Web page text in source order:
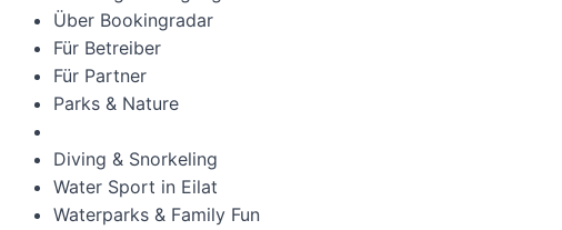
Über Bookingradar
Für Betreiber
Für Partner
Parks & Nature
Diving & Snorkeling
Water Sport in Eilat
Waterparks & Family Fun